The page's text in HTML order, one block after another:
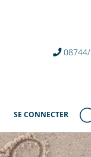
08744/
SE CONNECTER